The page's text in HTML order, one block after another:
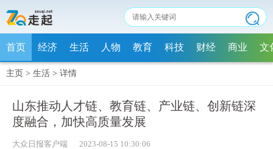
首页 经济 生活 人物 教育 科技 财经 商业 文
主页 > 生活 > 详情
山东推动人才链、教育链、产业链、创新链深
度融合，加快高质量发展
大众日报客户端 2023-08-15 10:30:06